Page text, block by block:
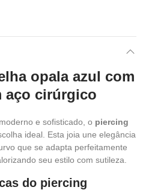
opala azul com
aço cirúrgico
e sofisticado, o piercing
ideal. Esta joia une elegância
que se adapta perfeitamente
seu estilo com sutileza.
do piercing